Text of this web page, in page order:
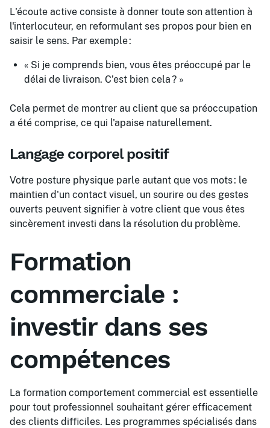
L'écoute active consiste à donner toute son attention à
l'interlocuteur, en reformulant ses propos pour bien en
saisir le sens. Par exemple :
« Si je comprends bien, vous êtes préoccupé par le
délai de livraison. C’est bien cela ? »
Cela permet de montrer au client que sa préoccupation
a été comprise, ce qui l'apaise naturellement.
Langage corporel positif
Votre posture physique parle autant que vos mots : le
maintien d'un contact visuel, un sourire ou des gestes
ouverts peuvent signifier à votre client que vous êtes
sincèrement investi dans la résolution du problème.
Formation
commerciale :
investir dans ses
compétences
La formation comportement commercial est essentielle
pour tout professionnel souhaitant gérer efficacement
des clients difficiles. Les programmes spécialisés dans